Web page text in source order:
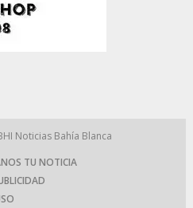
Noticias Bahía Blanca
TU NOTICIA